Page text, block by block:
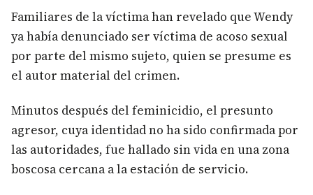
Familiares de la víctima han revelado que Wendy
ya había denunciado ser víctima de acoso sexual
por parte del mismo sujeto, quien se presume es
el autor material del crimen.
Minutos después del feminicidio, el presunto
agresor, cuya identidad no ha sido confirmada por
las autoridades, fue hallado sin vida en una zona
boscosa cercana a la estación de servicio.